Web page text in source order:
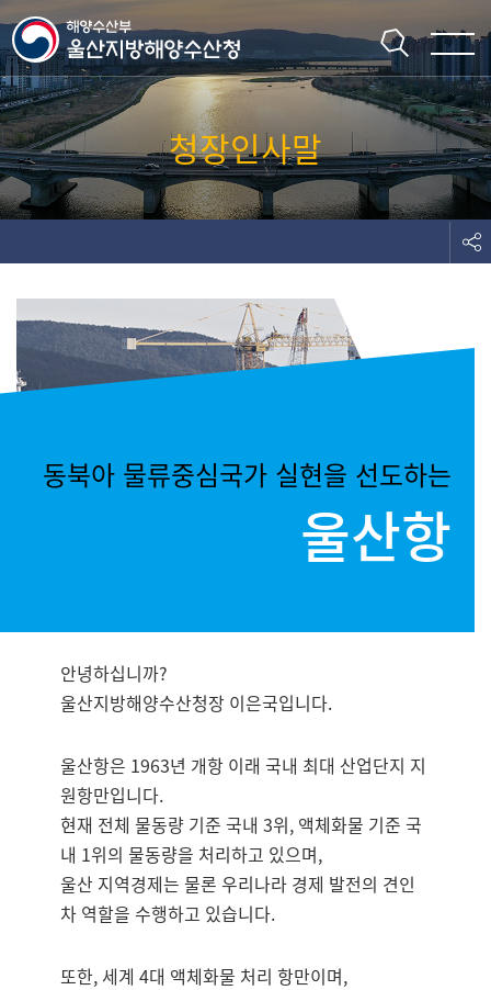
청장인사말
동북아 물류중심국가 실현을 선도하는
울산항
안녕하십니까?
울산지방해양수산청장 이은국입니다.
울산항은 1963년 개항 이래 국내 최대 산업단지 지
원항만입니다.
현재 전체 물동량 기준 국내 3위, 액체화물 기준 국
내 1위의 물동량을 처리하고 있으며,
울산 지역경제는 물론 우리나라 경제 발전의 견인
차 역할을 수행하고 있습니다.
또한, 세계 4대 액체화물 처리 항만이며,